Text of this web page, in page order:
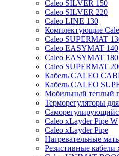
Caleo SILVER 150
Caleo SILVER 220
Caleo LINE 130
Комплектующие
Caleo SUPERMAT
Caleo EASYMAT 140
Caleo EASYMAT 180
Caleo SUPERMAT
Кабель CALEO
Кабель CALEO
Мобильный теплый
Терморегуляторы
Caleo xLayder Pipe W
Caleo xLayder Pipe
Нагревательные
Резистивные кабели